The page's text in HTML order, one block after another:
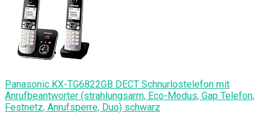
Panasonic KX-TG6822GB DECT Schnurlostelefon mit
Anrufbeantworter (strahlungsarm, Eco-Modus, Gap Telefon,
Festnetz, Anrufsperre, Duo) schwarz